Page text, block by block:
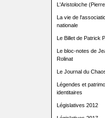
L'Aristoloche
La vie de
nationale
Le Billet de Patrick
Le bloc-notes de
Rolinat
Le Journal du
Légendes et
identitaires
Législatives 2012